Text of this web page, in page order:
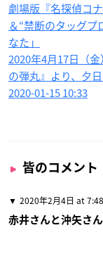
劇場版『名探偵コ
＆“禁断のタッグプ
なた」
2020年4月17日（
の弾丸』より、夕
2020-01-15 10:33
皆のコメント
2020年2月4日 at
赤井さんと沖矢さ